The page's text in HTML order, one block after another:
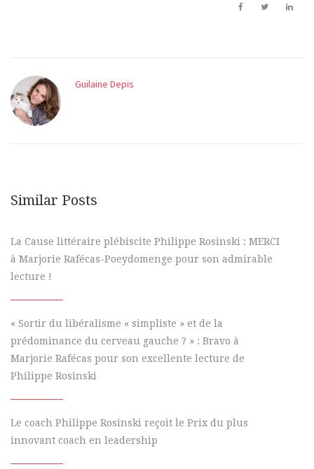
Guilaine Depis
Similar Posts
La Cause littéraire plébiscite Philippe Rosinski : MERCI
à Marjorie Rafécas-Poeydomenge pour son admirable
lecture !
« Sortir du libéralisme « simpliste » et de la
prédominance du cerveau gauche ? » : Bravo à
Marjorie Rafécas pour son excellente lecture de
Philippe Rosinski
Le coach Philippe Rosinski reçoit le Prix du plus
innovant coach en leadership